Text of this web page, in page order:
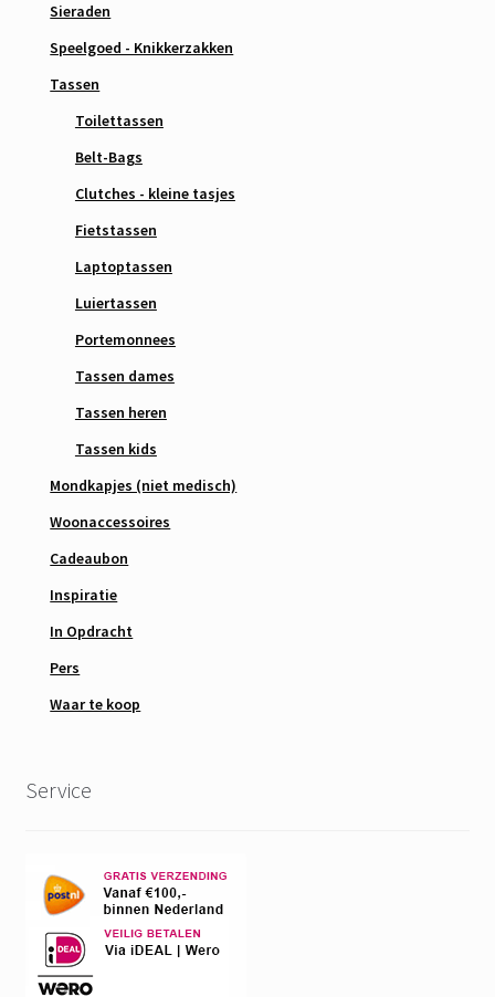
Sieraden
Speelgoed - Knikkerzakken
Tassen
Toilettassen
Belt-Bags
Clutches - kleine tasjes
Fietstassen
Laptoptassen
Luiertassen
Portemonnees
Tassen dames
Tassen heren
Tassen kids
Mondkapjes (niet medisch)
Woonaccessoires
Cadeaubon
Inspiratie
In Opdracht
Pers
Waar te koop
Service